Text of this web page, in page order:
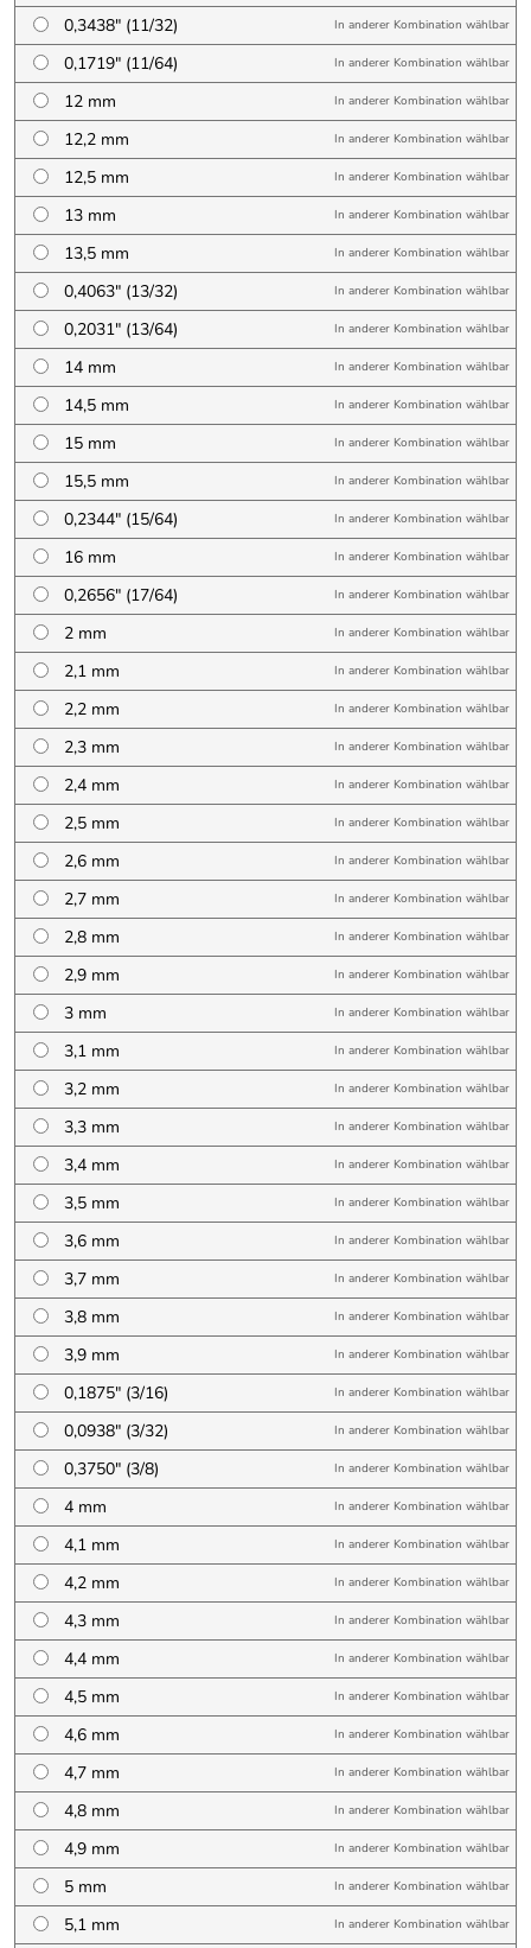
0,3438″ (11/32) In anderer Kombination wählbar
0,1719″ (11/64) In anderer Kombination wählbar
12 mm In anderer Kombination wählbar
12,2 mm In anderer Kombination wählbar
12,5 mm In anderer Kombination wählbar
13 mm In anderer Kombination wählbar
13,5 mm In anderer Kombination wählbar
0,4063″ (13/32) In anderer Kombination wählbar
0,2031″ (13/64) In anderer Kombination wählbar
14 mm In anderer Kombination wählbar
14,5 mm In anderer Kombination wählbar
15 mm In anderer Kombination wählbar
15,5 mm In anderer Kombination wählbar
0,2344″ (15/64) In anderer Kombination wählbar
16 mm In anderer Kombination wählbar
0,2656″ (17/64) In anderer Kombination wählbar
2 mm In anderer Kombination wählbar
2,1 mm In anderer Kombination wählbar
2,2 mm In anderer Kombination wählbar
2,3 mm In anderer Kombination wählbar
2,4 mm In anderer Kombination wählbar
2,5 mm In anderer Kombination wählbar
2,6 mm In anderer Kombination wählbar
2,7 mm In anderer Kombination wählbar
2,8 mm In anderer Kombination wählbar
2,9 mm In anderer Kombination wählbar
3 mm In anderer Kombination wählbar
3,1 mm In anderer Kombination wählbar
3,2 mm In anderer Kombination wählbar
3,3 mm In anderer Kombination wählbar
3,4 mm In anderer Kombination wählbar
3,5 mm In anderer Kombination wählbar
3,6 mm In anderer Kombination wählbar
3,7 mm In anderer Kombination wählbar
3,8 mm In anderer Kombination wählbar
3,9 mm In anderer Kombination wählbar
0,1875″ (3/16) In anderer Kombination wählbar
0,0938″ (3/32) In anderer Kombination wählbar
0,3750″ (3/8) In anderer Kombination wählbar
4 mm In anderer Kombination wählbar
4,1 mm In anderer Kombination wählbar
4,2 mm In anderer Kombination wählbar
4,3 mm In anderer Kombination wählbar
4,4 mm In anderer Kombination wählbar
4,5 mm In anderer Kombination wählbar
4,6 mm In anderer Kombination wählbar
4,7 mm In anderer Kombination wählbar
4,8 mm In anderer Kombination wählbar
4,9 mm In anderer Kombination wählbar
5 mm In anderer Kombination wählbar
5,1 mm In anderer Kombination wählbar